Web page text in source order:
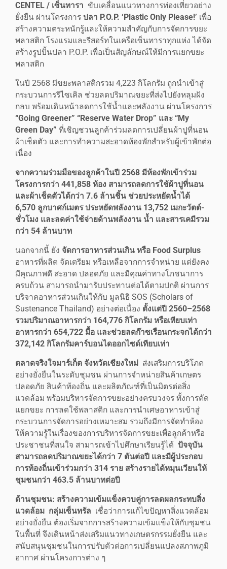
CENTEL / เซ็นทารา ขับเคลื่อนแนวทางการท่องเที่ยวอย่าง
ยั่งยืน ผ่านโครงการ ปลา P.O.P. ‘Plastic Only Please!’ เพื่อ
สร้างความตระหนักรู้และให้ความสำคัญกับการจัดการขยะ
พลาสติก โรงแรมและรีสอร์ทในเครือเซ็นทาราทุกแห่ง ได้จัด
สร้างรูปปั้นปลา P.O.P. เพื่อเป็นสัญลักษณ์ให้มีการแยกขยะ
พลาสติก
ในปี 2568 มีขยะพลาสติกรวม 4,223 กิโลกรัม ถูกนำเข้าสู่
กระบวนการรีไซเคิล ช่วยลดปริมาณขยะที่ส่งไปยังหลุมฝัง
กลบ พร้อมเดินหน้าลดการใช้น้ำและพลังงาน ผ่านโครงการ
“Going Greener” “Reserve Water Drop” และ “My
Green Day” ที่เชิญชวนลูกค้าร่วมลดการเปลี่ยนผ้าปูที่นอน
ผ้าเช็ดตัว และการทำความสะอาดห้องพักสำหรับผู้เข้าพักต่อ
เนื่อง
จากความร่วมมือของลูกค้าในปี 2568 มีห้องพักเข้าร่วม
โครงการกว่า 441,858 ห้อง สามารถลดการใช้ผ้าปูที่นอน
และผ้าเช็ดตัวได้กว่า 7.6 ล้านชิ้น ช่วยประหยัดน้ำได้
6,570 ลูกบาศก์เมตร ประหยัดพลังงาน 13,752 เมกะวัตต์-
ชั่วโมง และลดค่าใช้จ่ายด้านพลังงาน น้ำ และสารเคมีรวม
กว่า 54 ล้านบาท
นอกจากนี้ ยัง จัดการอาหารส่วนเกิน หรือ Food Surplus
อาหารที่ผลิต จัดเตรียม หรือเหลือจากการจำหน่าย แต่ยังคง
มีคุณภาพดี สะอาด ปลอดภัย และมีคุณค่าทางโภชนาการ
ครบถ้วน สามารถนำมารับประทานต่อได้ตามปกติ ผ่านการ
บริจาคอาหารส่วนเกินให้กับ มูลนิธิ SOS (Scholars of
Sustenance Thailand) อย่างต่อเนื่อง ตั้งแต่ปี 2560–2568
รวมปริมาณอาหารกว่า 164,776 กิโลกรัม หรือเทียบเท่า
อาหารกว่า 654,722 มื้อ และช่วยลดก๊าซเรือนกระจกได้กว่า
372,142 กิโลกรัมคาร์บอนไดออกไซด์เทียบเท่า
ตลาดจริงใจมาร์เก็ต จังหวัดเชียงใหม่ ส่งเสริมการบริโภค
อย่างยั่งยืนในระดับชุมชน ผ่านการจำหน่ายสินค้าเกษตร
ปลอดภัย สินค้าท้องถิ่น และผลิตภัณฑ์ที่เป็นมิตรต่อสิ่ง
แวดล้อม พร้อมบริหารจัดการขยะอย่างครบวงจร ทั้งการคัด
แยกขยะ การลดใช้พลาสติก และการนำเศษอาหารเข้าสู่
กระบวนการจัดการอย่างเหมาะสม รวมถึงมีการจัดทำห้อง
ให้ความรู้ในเรื่องของการบริหารจัดการขยะเพื่อลูกค้าหรือ
ประชาชนที่สนใจ สามารถเข้าไปศึกษาเรียนรู้ได้ ปัจจุบัน
สามารถลดปริมาณขยะได้กว่า 7 ตันต่อปี และมีผู้ประกอบ
การท้องถิ่นเข้าร่วมกว่า 314 ราย สร้างรายได้หมุนเวียนให้
ชุมชนกว่า 463.5 ล้านบาทต่อปี
ด้านชุมชน: สร้างความเข้มแข็งควบคู่การลดผลกระทบสิ่ง
แวดล้อม กลุ่มเซ็นทรัล เชื่อว่าการแก้ไขปัญหาสิ่งแวดล้อม
อย่างยั่งยืน ต้องเริ่มจากการสร้างความเข้มแข็งให้กับชุมชน
ในพื้นที่ จึงเดินหน้าส่งเสริมแนวทางเกษตรกรรมยั่งยืน และ
สนับสนุนชุมชนในการปรับตัวต่อการเปลี่ยนแปลงสภาพภูมิ
อากาศ ผ่านโครงการต่าง ๆ